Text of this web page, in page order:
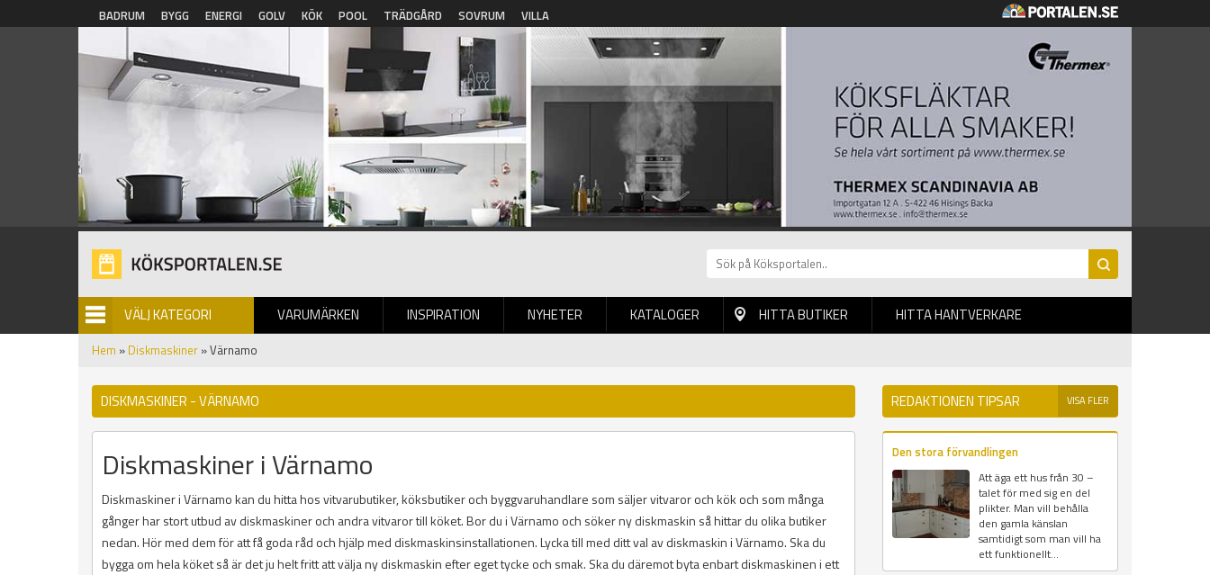
Hoppa till huvudinnehåll
BADRUM BYGG ENERGI GOLV KÖK POOL TRÄDGÅRD SOVRUM VILLA
VÄLJ KATEGORI VARUMÄRKEN INSPIRATION NYHETER
BILDGALLERI KATALOGER HITTA BUTIKER HITTA HANTVERKARE
Hem » Diskmaskiner » Värnamo
DISKMASKINER - VÄRNAMO
Diskmaskiner i Värnamo
Diskmaskiner i Värnamo kan du hitta hos vitvarubutiker, köksbutiker och byggvaruhandlare som säljer vitvaror och kök och som många
gånger har stort utbud av diskmaskiner och andra vitvaror till köket. Bor du i Värnamo och söker ny diskmaskin så hittar du olika butiker
nedan. Hör med dem för att få goda råd och hjälp med diskmaskinsinstallationen. Lycka till med ditt val av diskmaskin i Värnamo. Ska du
bygga om hela köket så är det ju helt fritt att välja ny diskmaskin efter eget tycke och smak. Ska du däremot byta enbart diskmaskinen i ett
REDAKTIONEN TIPSAR VISA FLER
Den stora förvandlingen
Att äga ett hus från 30 –
talet för med sig en del
plikter. Man vill behålla
den gamla känslan
samtidigt som man vill ha
ett funktionellt...